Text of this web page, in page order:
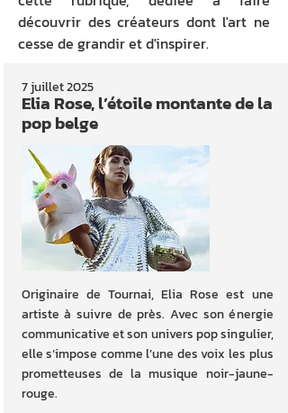
découvrir des créateurs dont l'art ne
cesse de grandir et d'inspirer.
7 juillet 2025
Originaire de Tournai, Elia Rose est une
artiste à suivre de près. Avec son énergie
communicative et son univers pop singulier,
elle s’impose comme l’une des voix les plus
prometteuses de la musique noir-jaune-
rouge.
Elia Rose, l’étoile montante de la
pop belge